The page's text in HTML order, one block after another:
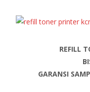
REFILL
GARANSI